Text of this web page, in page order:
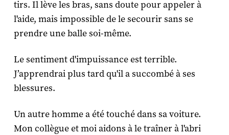
tirs. Il lève les bras, sans doute pour appeler à
l'aide, mais impossible de le secourir sans se
prendre une balle soi-même.
Le sentiment d'impuissance est terrible.
J’apprendrai plus tard qu'il a succombé à ses
blessures.
Un autre homme a été touché dans sa voiture.
Mon collègue et moi aidons à le traîner à l'abri